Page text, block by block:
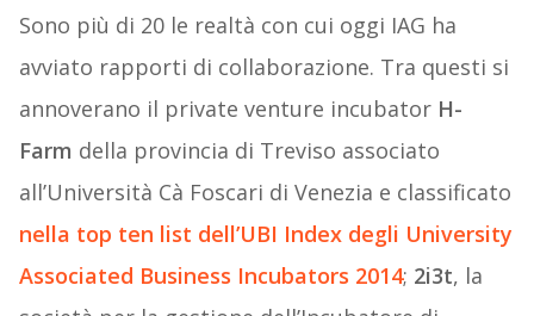
Sono più di 20 le realtà con cui oggi IAG ha
avviato rapporti di collaborazione. Tra questi si
annoverano il private venture incubator H-
Farm della provincia di Treviso associato
all’Università Cà Foscari di Venezia e classificato
nella top ten list dell’UBI Index degli University
Associated Business Incubators 2014; 2i3t, la